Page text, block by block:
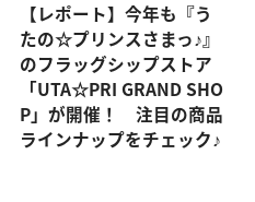
【レポート】今年も『う
たの☆プリンスさまっ♪』
のフラッグシップストア
「UTA☆PRI GRAND SHO
P」が開催！ 注目の商品
ラインナップをチェック♪